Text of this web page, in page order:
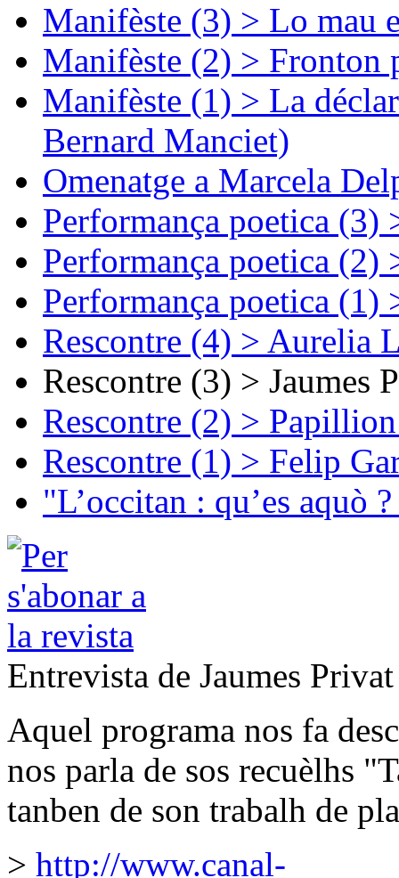
Manifèste (3) > Lo mau
Manifèste (2) > Fronton
Manifèste (1) > La
Bernard Manciet)
Omenatge a Marcela
Performança poetica (3)
Performança poetica (2)
Performança poetica (1)
Rescontre (4) > Aurelia
Rescontre (3) > Jaumes
Rescontre (2) >
Rescontre (1) > Felip
"L’occitan : qu’es aquò
Entrevista de Jaumes
Aquel programa nos fa
nos parla de sos recuèlhs
tanben de son trabalh de
> http://www.canal-